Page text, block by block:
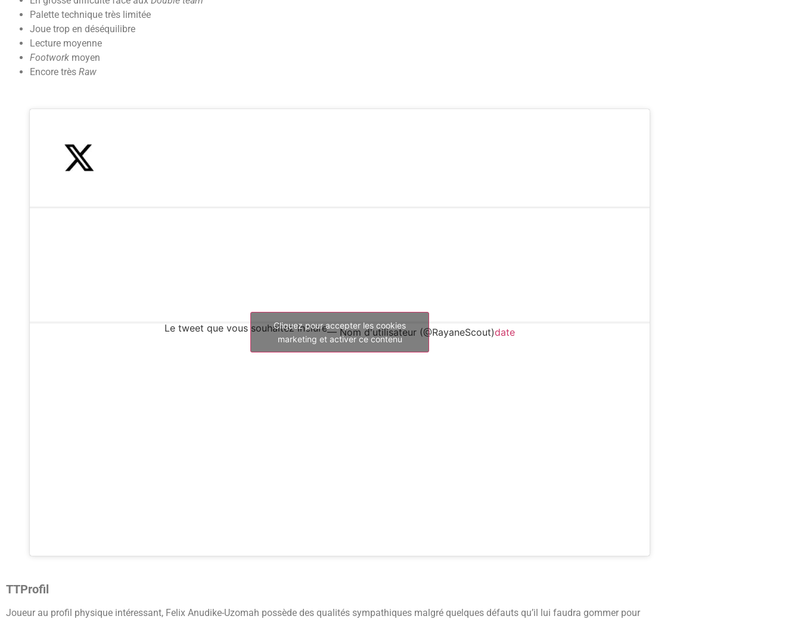
Palette technique très limitée
Joue trop en déséquilibre
Lecture moyenne
Footwork moyen
Encore très Raw
Le tweet que vous souhaitez inclure— Nom d'utilisateur (@RayaneScout)date
Cliquez pour accepter les cookies
marketing et activer ce contenu
TTProfil
Joueur au profil physique intéressant, Felix Anudike-Uzomah possède des qualités sympathiques malgré quelques défauts qu’il lui faudra gommer pour